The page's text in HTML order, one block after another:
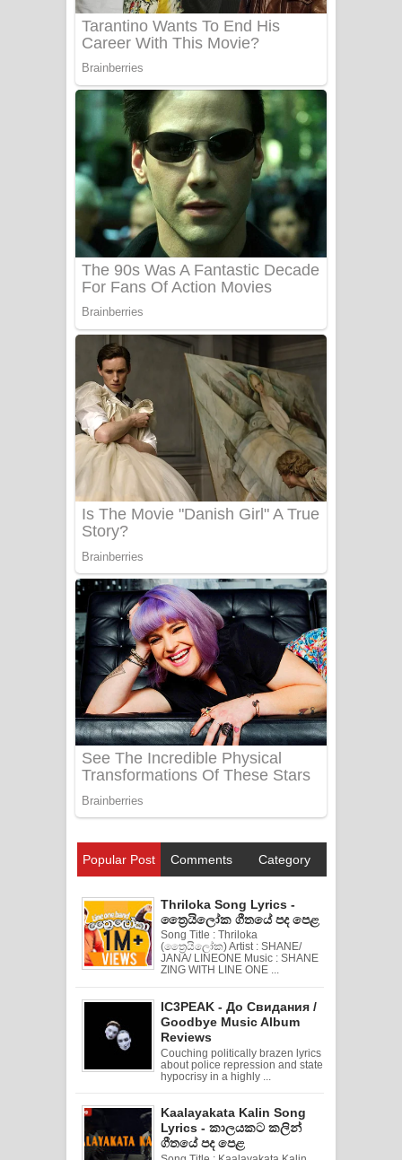
Popular Post Comments Category
Thriloka Song Lyrics -
ත්‍රෛයිලෝක ගීතයේ පද පෙළ
Song Title : Thriloka
(ත්‍රෛයිලෝක) Artist : SHANE/
JANA/ LINEONE Music : SHANE
ZING WITH LINE ONE ...
IC3PEAK - До Свидания /
Goodbye Music Album
Reviews
Couching politically brazen lyrics
about police repression and state
hypocrisy in a highly ...
Kaalayakata Kalin Song
Lyrics - කාලයකට කලින්
ගීතයේ පද පෙළ